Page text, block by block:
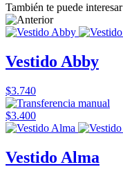
También te puede interesar
Vestido Abby
$3.740
$3.400
Vestido Alma